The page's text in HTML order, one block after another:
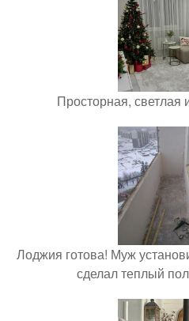
Просторная, светлая
Лоджия готова! Муж
сделал теплый